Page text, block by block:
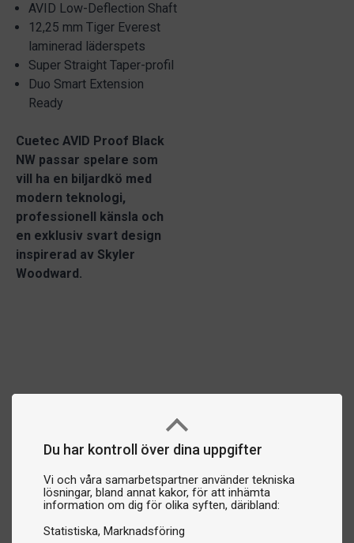
Du har kontroll över dina uppgifter
Vi och våra samarbetspartner använder tekniska
lösningar, bland annat kakor, för att inhämta
information om dig för olika syften, däribland:
Statistiska Marknadsföring
AVID Low-Deflection Shaft
12,25 mm Tiger Everest
laminerad läderspets
Super Straight Taper-profil
Duo Smart Extension
Ready
Cuetec AVID Proof Black
NW passar spelare som
vill ha en biljardkö med
modern teknologi,
professionell känsla och
en exklusiv svart design
inspirerad av Skyler
Woodward.